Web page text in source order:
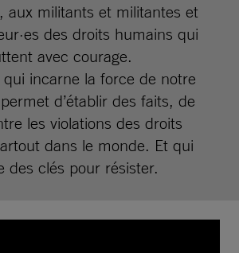
aux militants et militantes et
des droits humains qui
avec courage.
incarne la force de notre
d’établir des faits, de
les violations des droits
dans le monde. Et qui
des clés pour résister.